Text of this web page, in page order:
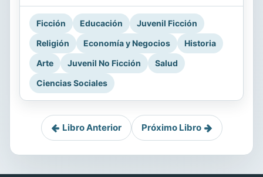
Ficción Educación
Juvenil Ficción
Religión
Economía y Negocios
Historia
Arte
Juvenil No Ficción
Salud
Ciencias Sociales
Libro Anterior Próximo Libro